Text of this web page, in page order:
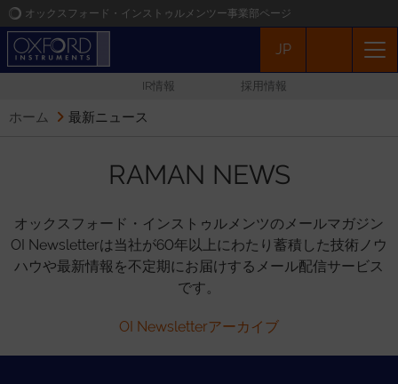
オックスフォード・インストゥルメンツー事業部ページ
オックスフォード・インストゥルメンツ
イベント
JP
IR情報 採用情報
ホーム 最新ニュース
RAMAN NEWS
オックスフォード・インストゥルメンツのメールマガジン
OI Newsletterは当社が60年以上にわたり蓄積した技術ノウ
ハウや最新情報を不定期にお届けするメール配信サービス
です。
OI Newsletterアーカイブ